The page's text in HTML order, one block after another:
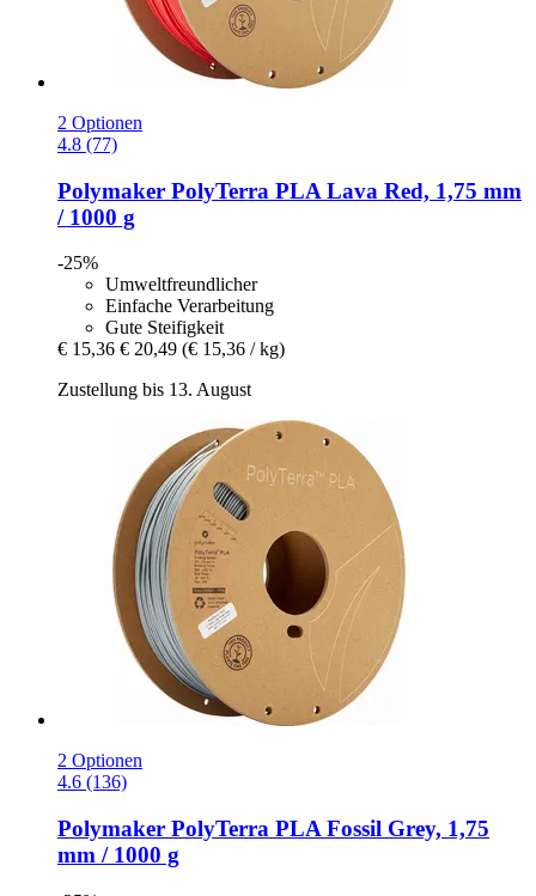
2 Optionen
4.8 (77)
Polymaker PolyTerra PLA Lava Red, 1,75 mm
/ 1000 g
-25%
Umweltfreundlicher
Einfache Verarbeitung
Gute Steifigkeit
€ 15,36 € 20,49 (€ 15,36 / kg)
Zustellung bis 13. August
2 Optionen
4.6 (136)
Polymaker PolyTerra PLA Fossil Grey, 1,75
mm / 1000 g